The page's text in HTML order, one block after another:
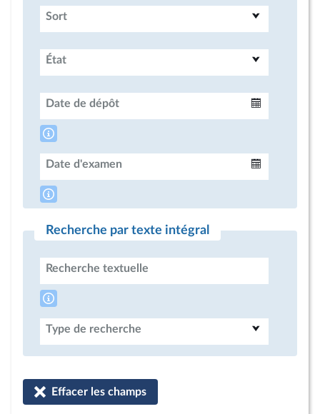
Sort
État
Date de dépôt
Date d'examen
Recherche par texte intégral
Recherche textuelle
Type de recherche
Effacer les champs